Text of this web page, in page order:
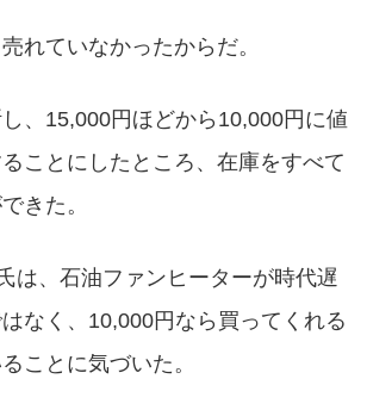
れていなかったからだ。
、15,000円ほどから10,000円に値
ことにしたところ、在庫をすべて
きた。
は、石油ファンヒーターが時代遅
なく、10,000円なら買ってくれる
ことに気づいた。